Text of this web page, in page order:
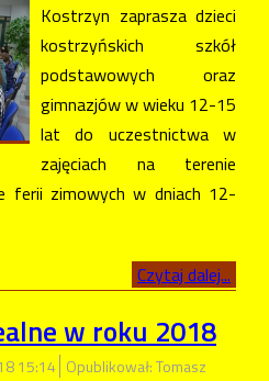
Kostrzyn zaprasza dzieci
kostrzyńskich szkół
podstawowych oraz
gimnazjów w wieku 12-15
lat do uczestnictwa w
zajęciach na terenie
ferii zimowych w dniach 12-
Czytaj dalej...
w roku 2018
15:14 Opublikował: Tomasz